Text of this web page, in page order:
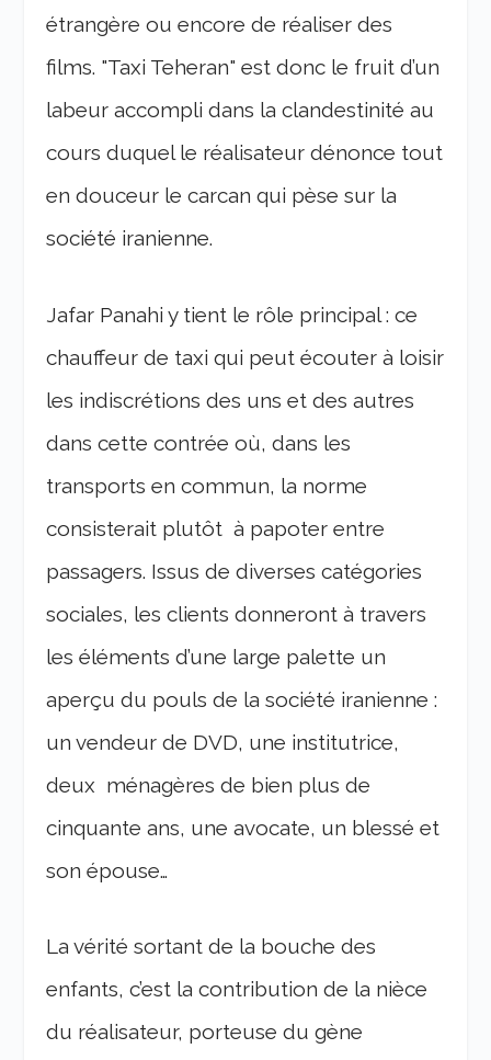
étrangère ou encore de réaliser des
films. "Taxi Teheran" est donc le fruit d’un
labeur accompli dans la clandestinité au
cours duquel le réalisateur dénonce tout
en douceur le carcan qui pèse sur la
société iranienne.
Jafar Panahi y tient le rôle principal : ce
chauffeur de taxi qui peut écouter à loisir
les indiscrétions des uns et des autres
dans cette contrée où, dans les
transports en commun, la norme
consisterait plutôt à papoter entre
passagers. Issus de diverses catégories
sociales, les clients donneront à travers
les éléments d’une large palette un
aperçu du pouls de la société iranienne :
un vendeur de DVD, une institutrice,
deux ménagères de bien plus de
cinquante ans, une avocate, un blessé et
son épouse…
La vérité sortant de la bouche des
enfants, c’est la contribution de la nièce
du réalisateur, porteuse du gène